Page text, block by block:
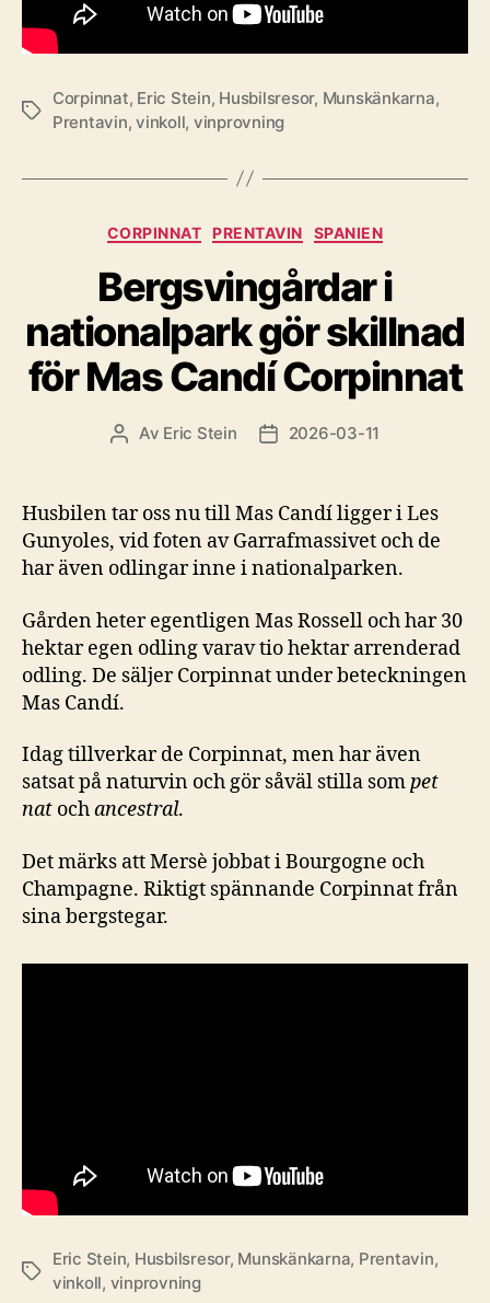
Etiketter
Corpinnat, Eric Stein, Husbilsresor, Munskänkarna,
Prentavin,vinkoll, vinprovning
Kategorier
CORPINNAT PRENTAVIN SPANIEN
Bergsvingårdar i
nationalpark gör skillnad
för Mas Candí Corpinnat
Inläggsförfattare
Av Eric Stein Inläggsdatum
2026-03-11
Husbilen tar oss nu till Mas Candí ligger i Les
Gunyoles, vid foten av Garrafmassivet och de
har även odlingar inne i nationalparken.
Gården heter egentligen Mas Rossell och har 30
hektar egen odling varav tio hektar arrenderad
odling. De säljer Corpinnat under beteckningen
Mas Candí.
Idag tillverkar de Corpinnat, men har även
satsat på naturvin och gör såväl stilla sompet
nat ochancestral.
Det märks att Mersè jobbat i Bourgogne och
Champagne. Riktigt spännande Corpinnat från
sina bergstegar.
Etiketter
Eric Stein, Husbilsresor, Munskänkarna, Prentavin,
vinkoll, vinprovning